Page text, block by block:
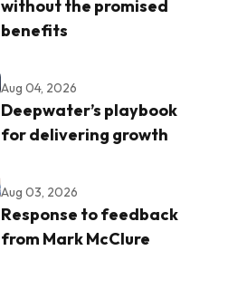
without the promised
benefits
Aug 04, 2026
Deepwater’s playbook
for delivering growth
Aug 03, 2026
Response to feedback
from Mark McClure